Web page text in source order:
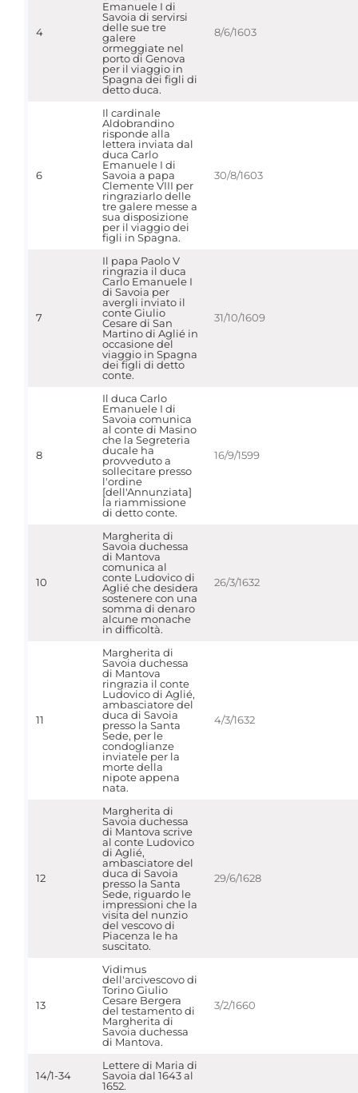
4
Emanuele I di
Savoia di servirsi
delle sue tre
galere
ormeggiate nel
porto di Genova
per il viaggio in
Spagna dei figli di
detto duca.
8/6/1603
6
Il cardinale
Aldobrandino
risponde alla
lettera inviata dal
duca Carlo
Emanuele I di
Savoia a papa
Clemente VIII per
ringraziarlo delle
tre galere messe a
sua disposizione
per il viaggio dei
figli in Spagna.
30/8/1603
7
Il papa Paolo V
ringrazia il duca
Carlo Emanuele I
di Savoia per
avergli inviato il
conte Giulio
Cesare di San
Martino di Aglié in
occasione del
viaggio in Spagna
dei figli di detto
conte.
31/10/1609
8
Il duca Carlo
Emanuele I di
Savoia comunica
al conte di Masino
che la Segreteria
ducale ha
provveduto a
sollecitare presso
l'ordine
[dell'Annunziata]
la riammissione
di detto conte.
16/9/1599
10
Margherita di
Savoia duchessa
di Mantova
comunica al
conte Ludovico di
Aglié che desidera
sostenere con una
somma di denaro
alcune monache
in difficoltà.
26/3/1632
11
Margherita di
Savoia duchessa
di Mantova
ringrazia il conte
Ludovico di Aglié,
ambasciatore del
duca di Savoia
presso la Santa
Sede, per le
condoglianze
inviatele per la
morte della
nipote appena
nata.
4/3/1632
12
Margherita di
Savoia duchessa
di Mantova scrive
al conte Ludovico
di Aglié,
ambasciatore del
duca di Savoia
presso la Santa
Sede, riguardo le
impressioni che la
visita del nunzio
del vescovo di
Piacenza le ha
suscitato.
29/6/1628
13
Vidimus
dell'arcivescovo di
Torino Giulio
Cesare Bergera
del testamento di
Margherita di
Savoia duchessa
di Mantova.
3/2/1660
14/1-34
Lettere di Maria di
Savoia dal 1643 al
1652.